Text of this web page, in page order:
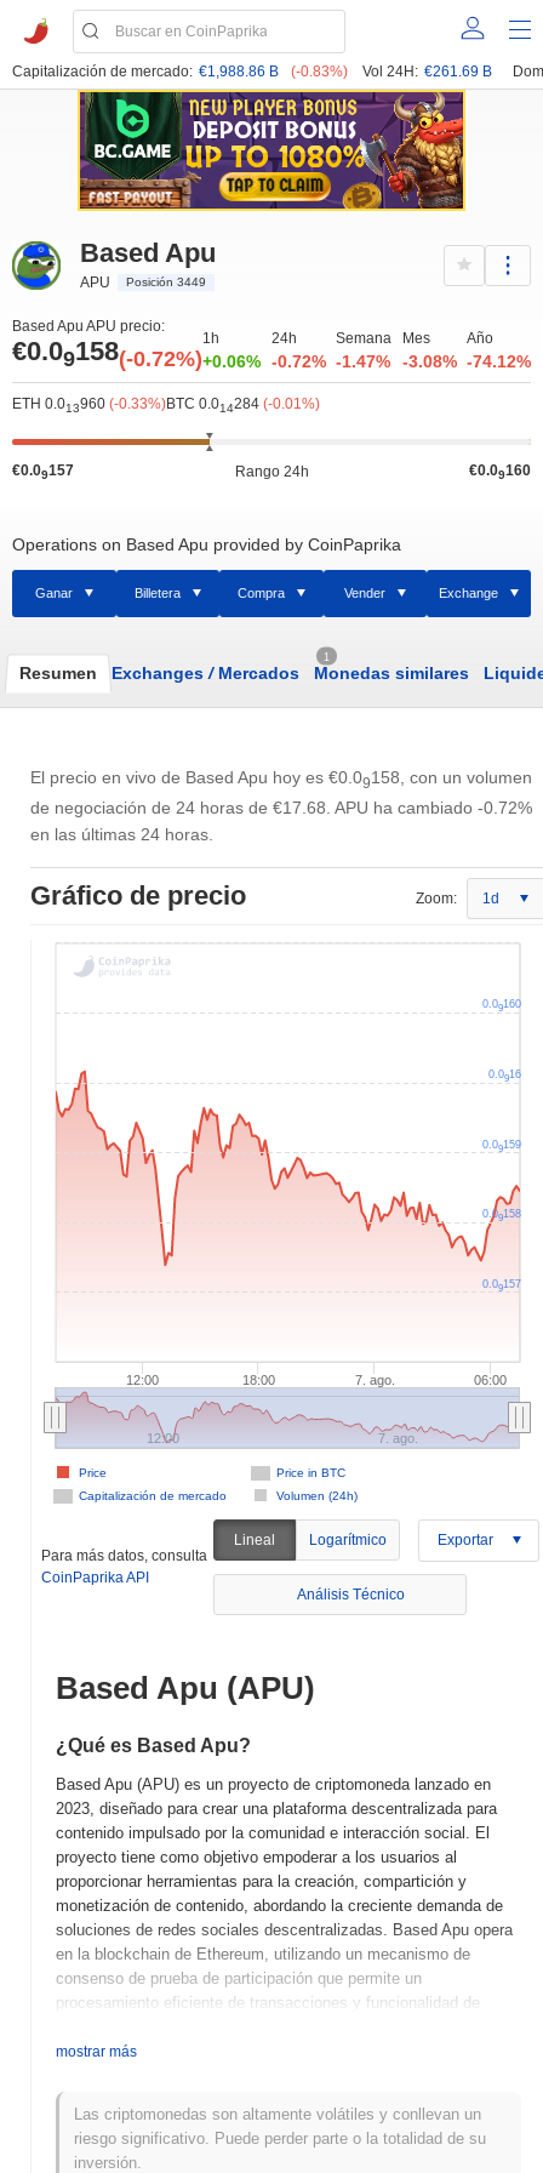
Capitalización de mercado: €1,988.86 B (-0.83%) Vol 24H: €261.69 B
Based Apu
APU Posición 3449
Based Apu APU precio:
€0.09158(-0.72%)
1h
+0.06%
24h
-0.72%
Semana
-1.47%
Mes
-3.08%
Año
-74.12%
ETH 0.013960 (-0.33%)BTC 0.014284 (-0.01%)
€0.09157 Rango 24h €0.09160
Operations on Based Apu provided by CoinPaprika
Ganar Billetera Compra Vender Exchange
Resumen Exchanges /Mercados
1
Monedas similares
El precio en vivo de Based Apu hoy es €0.09158 , con un volumen
de negociación de 24 horas de €17.68 . APU ha cambiado -0.72%
en las últimas 24 horas.
Gráfico de precio Zoom: 1d
12:00 18:00 7. ago. 06:00
Price in BTC
Capitalización de mercado
Volumen (24h)
Price
12:00 7. ago.
0.09157
0.09158
0.09159
0.0916
0.09160
Para más datos, consulta
CoinPaprika API
Lineal Logarítmico Exportar
Análisis Técnico
Based Apu (APU)
¿Qué es Based Apu?
Based Apu (APU) es un proyecto de criptomoneda lanzado en
2023, diseñado para crear una plataforma descentralizada para
contenido impulsado por la comunidad e interacción social. El
proyecto tiene como objetivo empoderar a los usuarios al
proporcionar herramientas para la creación, compartición y
monetización de contenido, abordando la creciente demanda de
soluciones de redes sociales descentralizadas. Based Apu opera
en la blockchain de Ethereum, utilizando un mecanismo de
consenso de prueba de participación que permite un
procesamiento eficiente de transacciones y funcionalidad de
propósitos dentro del ecosistema, incluyendo tarifas de
a los poseedores participar en los procesos de toma de
decisiones sobre el desarrollo y características de la plataforma.
Lo que distingue a Based Apu es su enfoque en integrar
mostrar más
Las criptomonedas son altamente volátiles y conllevan un
riesgo significativo. Puede perder parte o la totalidad de su
inversión.